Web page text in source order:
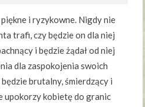
i ryzykowne. Nigdy nie
trafi, czy będzie on dla niej
i będzie żądał od niej
dla zaspokojenia swoich
brutalny, śmierdzący i
upokorzy kobietę do granic